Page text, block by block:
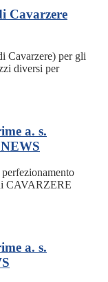
Cavarzere
Cavarzere) per gli
diversi per
a. s.
NEWS
CAVARZERE
a. s.